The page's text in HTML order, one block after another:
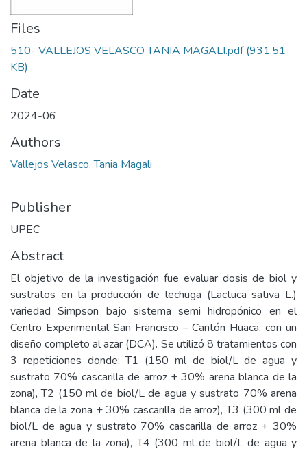
Files
510- VALLEJOS VELASCO TANIA MAGALI.pdf(931.51
KB)
Date
2024-06
Authors
Vallejos Velasco, Tania Magali
Publisher
UPEC
Abstract
El objetivo de la investigación fue evaluar dosis de biol y
sustratos en la producción de lechuga (Lactuca sativa L.)
variedad Simpson bajo sistema semi hidropónico en el
Centro Experimental San Francisco – Cantón Huaca, con un
diseño completo al azar (DCA). Se utilizó 8 tratamientos con
3 repeticiones donde: T1 (150 ml de biol/L de agua y
sustrato 70% cascarilla de arroz + 30% arena blanca de la
zona), T2 (150 ml de biol/L de agua y sustrato 70% arena
blanca de la zona + 30% cascarilla de arroz), T3 (300 ml de
biol/L de agua y sustrato 70% cascarilla de arroz + 30%
arena blanca de la zona), T4 (300 ml de biol/L de agua y